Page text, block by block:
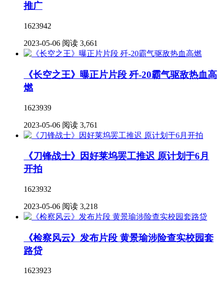
推广
1623942
2023-05-06 阅读 3,661
《长空之王》曝正片片段 歼-20霸气驱敌热血高
燃
1623939
2023-05-06 阅读 3,761
《刀锋战士》因好莱坞罢工推迟 原计划于6月
开拍
1623932
2023-05-06 阅读 3,218
《检察风云》发布片段 黄景瑜涉险查实校园套
路贷
1623923